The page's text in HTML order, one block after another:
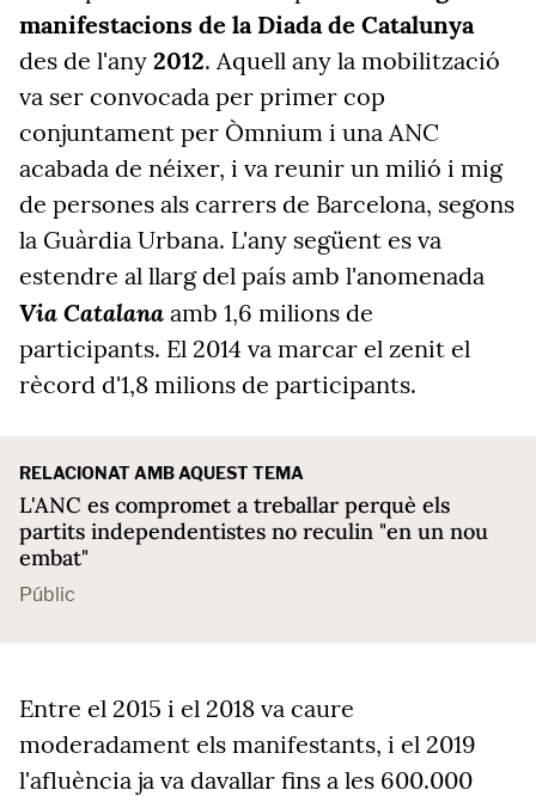
manifestacions de la Diada de Catalunya
des de l'any 2012. Aquell any la mobilització
va ser convocada per primer cop
conjuntament per Òmnium i una ANC
acabada de néixer, i va reunir un milió i mig
de persones als carrers de Barcelona, segons
la Guàrdia Urbana. L'any següent es va
estendre al llarg del país amb l'anomenada
Via Catalana amb 1,6 milions de
participants. El 2014 va marcar el zenit el
rècord d'1,8 milions de participants.
RELACIONAT AMB AQUEST TEMA
L'ANC es compromet a treballar perquè els
partits independentistes no reculin "en un nou
embat"
Públic
Entre el 2015 i el 2018 va caure
moderadament els manifestants, i el 2019
l'afluència ja va davallar fins a les 600.000